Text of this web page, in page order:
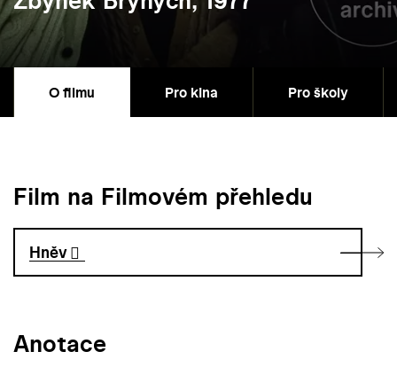
O filmu Pro kina Pro školy
Film na Filmovém přehledu
Hněv
Anotace